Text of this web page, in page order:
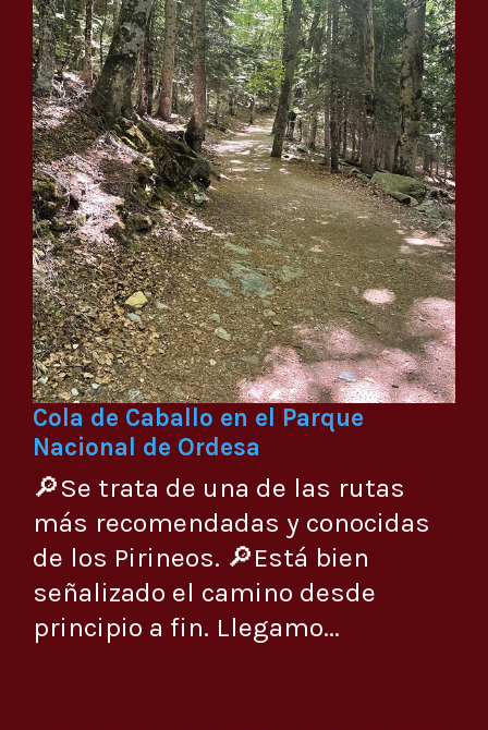
Cola de Caballo en el Parque
Nacional de Ordesa
🔎Se trata de una de las rutas
más recomendadas y conocidas
de los Pirineos. 🔎Está bien
señalizado el camino desde
principio a fin. Llegamo...